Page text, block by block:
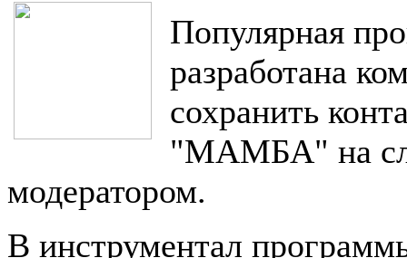
Популярная
разработана
сохранить
"МАМБА" на
модератором.
В инструментал